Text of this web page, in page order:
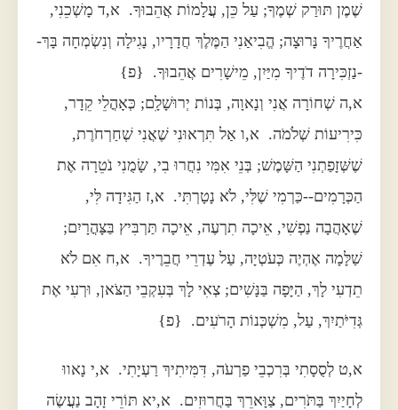
שֶׁמֶן תּוּרַק שְׁמֶךָ; עַל כֵּן, עֲלָמוֹת אֲהֵבוּךָ. א,ד מָשְׁכֵנִי,
אַחֲרֶיךָ נָּרוּצָה; הֱבִיאַנִי הַמֶּלֶךְ חֲדָרָיו, נָגִילָה וְנִשְׂמְחָה בָּךְ-
-נַזְכִּירָה דֹדֶיךָ מִיַּיִן, מֵישָׁרִים אֲהֵבוּךָ. {פ}
א,ה שְׁחוֹרָה אֲנִי וְנָאוָה, בְּנוֹת יְרוּשָׁלִָם; כְּאָהֳלֵי קֵדָר,
כִּירִיעוֹת שְׁלֹמֹה. א,ו אַל תִּרְאוּנִי שֶׁאֲנִי שְׁחַרְחֹרֶת,
שֶׁשְּׁזָפַתְנִי הַשָּׁמֶשׁ; בְּנֵי אִמִּי נִחֲרוּ בִי, שָׂמֻנִי נֹטֵרָה אֶת
הַכְּרָמִים--כַּרְמִי שֶׁלִּי, לֹא נָטָרְתִּי. א,ז הַגִּידָה לִּי,
שֶׁאָהֲבָה נַפְשִׁי, אֵיכָה תִרְעֶה, אֵיכָה תַּרְבִּיץ בַּצָּהֳרָיִם;
שַׁלָּמָה אֶהְיֶה כְּעֹטְיָה, עַל עֶדְרֵי חֲבֵרֶיךָ. א,ח אִם לֹא
תֵדְעִי לָךְ, הַיָּפָה בַּנָּשִׁים; צְאִי לָךְ בְּעִקְבֵי הַצֹּאן, וּרְעִי אֶת
גְּדִיֹּתַיִךְ, עַל, מִשְׁכְּנוֹת הָרֹעִים. {פ}
א,ט לְסֻסָתִי בְּרִכְבֵי פַרְעֹה, דִּמִּיתִיךְ רַעְיָתִי. א,י נָאווּ
לְחָיַיִךְ בַּתֹּרִים, צַוָּארֵךְ בַּחֲרוּזִים. א,יא תּוֹרֵי זָהָב נַעֲשֶׂה